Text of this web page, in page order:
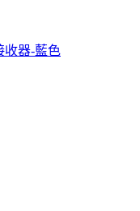
收器-藍色